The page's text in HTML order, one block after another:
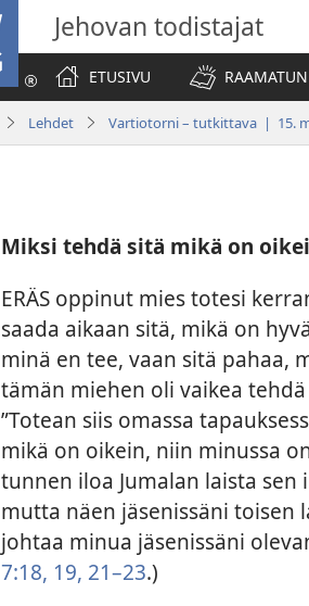
Jehovan todistajat
ETUSIVU
Lehdet Vartiotorni – tutkittava | 15.
Miksi tehdä sitä mikä on
ERÄS oppinut mies totesi
saada aikaan sitä, mikä on
minä en tee, vaan sitä pahaa,
tämän miehen oli vaikea
”Totean siis omassa
mikä on oikein, niin minussa
tunnen iloa Jumalan laista sen
mutta näen jäsenissäni toisen
johtaa minua jäsenissäni
7:18, 19, 21–23.)